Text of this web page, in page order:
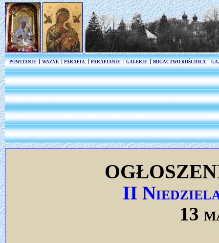
POWITANIE WAŻNE PARAFIA PARAFIANIE GALERIE BOGACTWO KOŚCIOŁA
II
13